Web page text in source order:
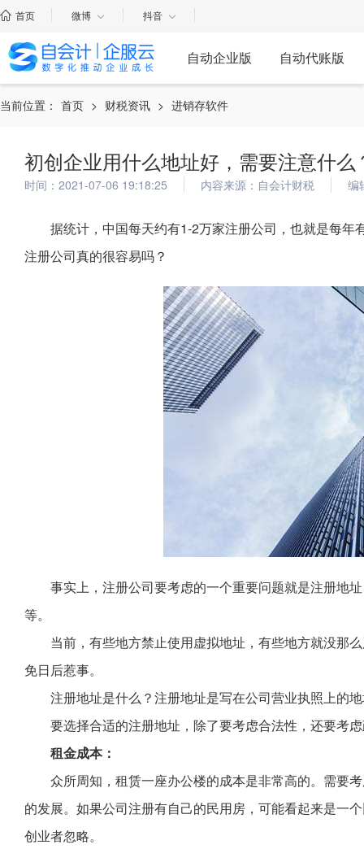
首页 微博 抖音
自动企业版 自动代账版
当前位置： 首页 > 财税资讯 > 进销存软件
初创企业用什么地址好，需要注意什么
时间：2021-07-06 19:18:25 内容来源：自会计财税 编
据统计，中国每天约有1-2万家注册公司，也就是每
注册公司真的很容易吗？
事实上，注册公司要考虑的一个重要问题就是注册地
等。
当前，有些地方禁止使用虚拟地址，有些地方就没那
免日后惹事。
注册地址是什么？注册地址是写在公司营业执照上的
要选择合适的注册地址，除了要考虑合法性，还要考
租金成本：
众所周知，租赁一座办公楼的成本是非常高的。需要
的发展。如果公司注册有自己的民用房，可能看起来是一
创业者忽略。